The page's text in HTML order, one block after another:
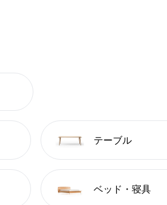
テーブル
ベッド・寝具